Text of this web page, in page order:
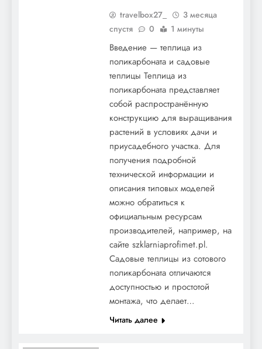
travelbox27_
3 месяца
спустя
0 1 минуты
Введение — теплица из
поликарбоната и садовые
теплицы Теплица из
поликарбоната представляет
собой распространённую
конструкцию для выращивания
растений в условиях дачи и
приусадебного участка. Для
получения подробной
технической информации и
описания типовых моделей
можно обратиться к
официальным ресурсам
производителей, например, на
сайте szklarniaprofimet.pl.
Садовые теплицы из сотового
поликарбоната отличаются
доступностью и простотой
монтажа, что делает…
Читать далее